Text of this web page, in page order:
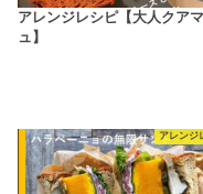
アレンジレシピ【大人クア
ュ】
アレンジ